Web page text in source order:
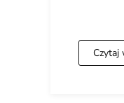
Czytaj